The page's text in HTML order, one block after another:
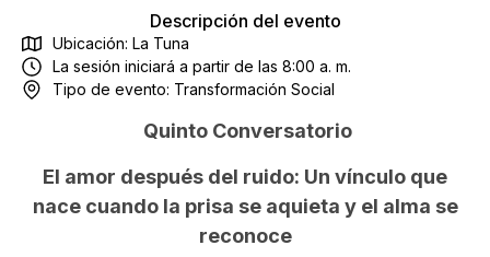
Descripción del evento
Ubicación: La Tuna
La sesión iniciará a partir de las 8:00 a. m.
Tipo de evento: Transformación Social
Quinto Conversatorio
El amor después del ruido: Un vínculo que
nace cuando la prisa se aquieta y el alma se
reconoce